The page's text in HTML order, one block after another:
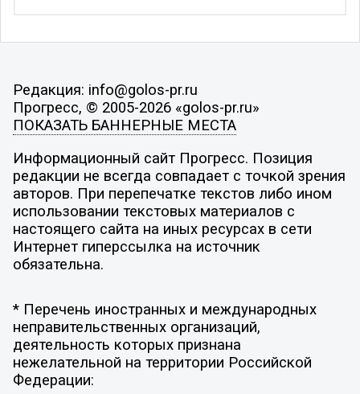
Редакция: info@golos-pr.ru
Прогресс, © 2005-2026 «golos-pr.ru»
ПОКАЗАТЬ БАННЕРНЫЕ МЕСТА
Информационный сайт Прогресс. Позиция
редакции не всегда совпадает с точкой зрения
авторов. При перепечатке текстов либо ином
использовании текстовых материалов с
настоящего сайта на иных ресурсах в сети
Интернет гиперссылка на источник
обязательна.
* Перечень иностранных и международных
неправительственных организаций,
деятельность которых признана
нежелательной на территории Российской
Федерации: